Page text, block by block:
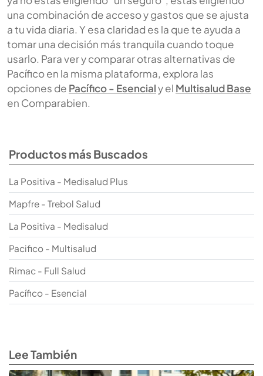
una combinación de acceso y gastos que se ajusta
a tu vida diaria. Y esa claridad es la que te ayuda a
tomar una decisión más tranquila cuando toque
usarlo. Para ver y comparar otras alternativas de
Pacífico en la misma plataforma, explora las
opciones de Pacífico - Esencialy el Multisalud Base
en Comparabien.
Productos más Buscados
La Positiva - Medisalud Plus
Mapfre - Trebol Salud
La Positiva - Medisalud
Pacifico - Multisalud
Rimac - Full Salud
Pacífico - Esencial
Lee También